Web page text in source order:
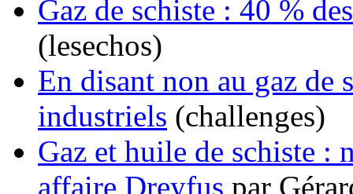
Gaz de schiste : 40 %
(lesechos)
En disant non au gaz de
industriels (challenges)
Gaz et huile de schiste :
affaire Dreyfus par